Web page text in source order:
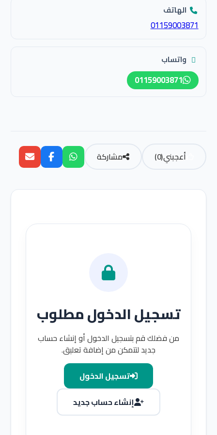
الهاتف
01159003871
واتساب
01159003871
أعجبني(
0
) مشاركة
تسجيل الدخول مطلوب
من فضلك قم بتسجيل الدخول أو إنشاء حساب
جديد لتتمكن من إضافة تعليق.
تسجيل الدخول
إنشاء حساب جديد